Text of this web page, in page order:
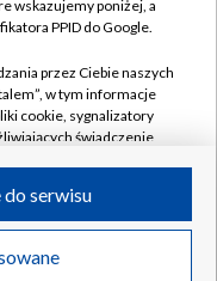
w likwidacji
wskazujemy poniżej, a
PPID do Google.
przez Ciebie naszych
w tym informacje
cookie, sygnalizatory
świadczenie
przez Ciebie
IP, identyfikatory
serwisu